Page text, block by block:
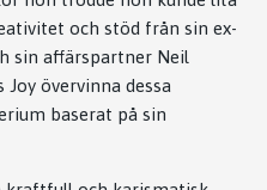
och stöd från sin ex-
sin affärspartner Neil
Joy övervinna dessa
baserat på sin